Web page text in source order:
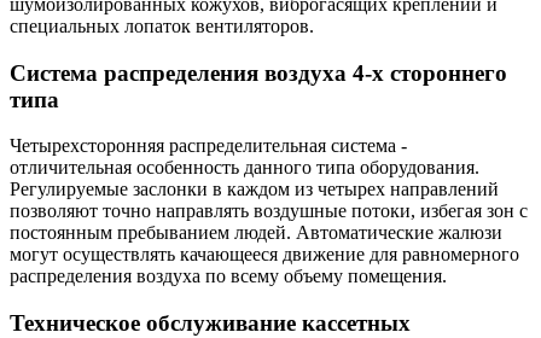
специальных лопаток вентиляторов.
Система распределения воздуха 4-х стороннего
типа
Четырехсторонняя распределительная система -
отличительная особенность данного типа оборудования.
Регулируемые заслонки в каждом из четырех направлений
позволяют точно направлять воздушные потоки, избегая зон с
постоянным пребыванием людей. Автоматические жалюзи
могут осуществлять качающееся движение для равномерного
распределения воздуха по всему объему помещения.
Техническое обслуживание кассетных